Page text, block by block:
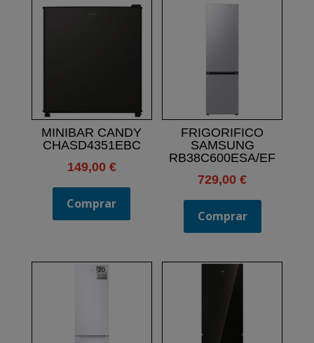
MINIBAR CANDY
CHASD4351EBC
149,00 €
Comprar
FRIGORIFICO
SAMSUNG
RB38C600ESA/EF
729,00€
Comprar